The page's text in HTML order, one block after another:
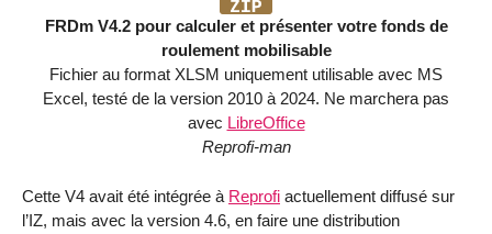
FRDm V4.2 pour calculer et présenter votre fonds de
roulement mobilisable
Fichier au format XLSM uniquement utilisable avec MS
Excel, testé de la version 2010 à 2024. Ne marchera pas
avec LibreOffice
Reprofi-man
Cette V4 avait été intégrée à Reprofi actuellement diffusé sur
l’IZ, mais avec la version 4.6, en faire une distribution